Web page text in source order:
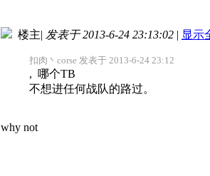
楼主| 发表于 2013-6-24 23:13:02 | 显示
扣肉丶corse 发表于 2013-6-24 23:12
, 哪个TB
不想进任何战队的路过。
why not